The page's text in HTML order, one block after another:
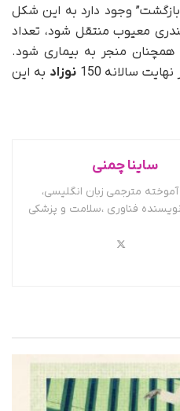
وجود دارد به این شکل
معیوب منتقل شود، تعداد
منجر به بیماری شود.
سالانه 150
نوزاد به این
ساینا چمنی
مترجمی زبان انگلیسی،
فناوری ،سلامت و پزشکی